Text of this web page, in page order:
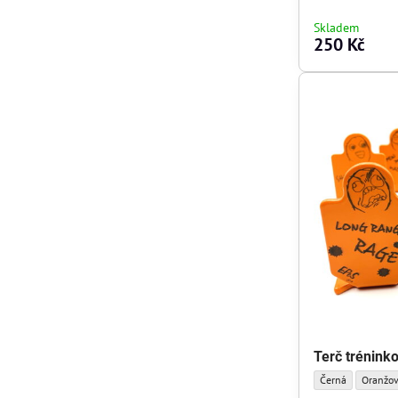
Skladem
250 Kč
Terč
Terč tréninkový
Černá Terč